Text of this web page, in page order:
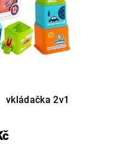
vkládačka 2v1